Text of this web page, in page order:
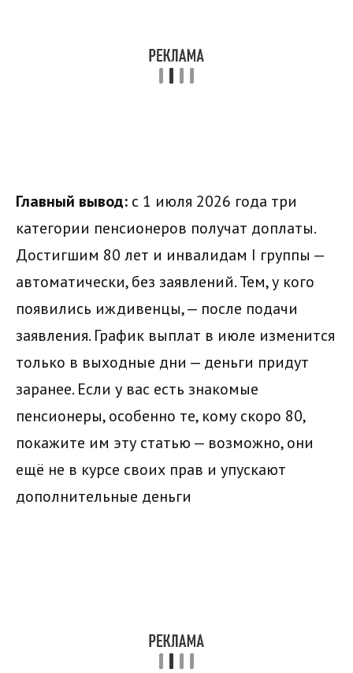
Главный вывод: с 1 июля 2026 года три
категории пенсионеров получат доплаты.
Достигшим 80 лет и инвалидам I группы —
автоматически, без заявлений. Тем, у кого
появились иждивенцы, — после подачи
заявления. График выплат в июле изменится
только в выходные дни — деньги придут
заранее. Если у вас есть знакомые
пенсионеры, особенно те, кому скоро 80,
покажите им эту статью — возможно, они
ещё не в курсе своих прав и упускают
дополнительные деньги